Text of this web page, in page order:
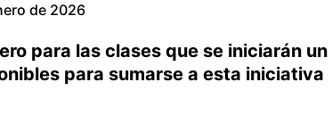
de 2026
para las clases que se iniciarán un
para sumarse a esta iniciativa